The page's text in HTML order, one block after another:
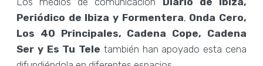
Periódico de Ibiza y Formentera, Onda Cero,
Los 40 Principales, Cadena Cope, Cadena
Ser y Es Tu Tele también han apoyado esta cena